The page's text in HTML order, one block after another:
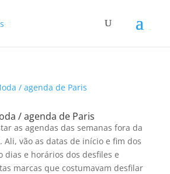
/ agenda de Paris
as agendas das semanas fora da
Ali, vão as datas de início e fim dos
dias e horários dos desfiles e
marcas que costumavam desfilar